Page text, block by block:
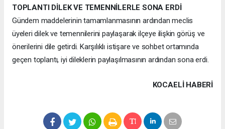
TOPLANTI DİLEK VE TEMENNİLERLE SONA ERDİ
Gündem maddelerinin tamamlanmasının ardından meclis
üyeleri dilek ve temennilerini paylaşarak ilçeye ilişkin görüş ve
önerilerini dile getirdi. Karşılıklı istişare ve sohbet ortamında
geçen toplantı, iyi dileklerin paylaşılmasının ardından sona erdi.
KOCAELI HABERİ